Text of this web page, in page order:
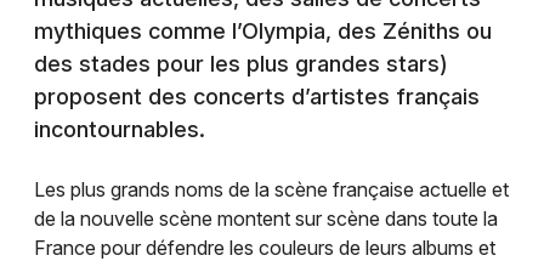
mythiques comme l’Olympia, des Zéniths ou
des stades pour les plus grandes stars)
proposent des concerts d’artistes français
incontournables.
Les plus grands noms de la scène française actuelle et
de la nouvelle scène montent sur scène dans toute la
France pour défendre les couleurs de leurs albums et